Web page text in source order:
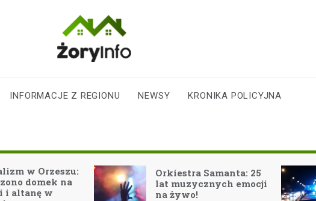
mieszkańców
Żor
INFORMACJE Z REGIONU NEWSY KRONIKA POLICYJNA
Orkiestra Samanta: 25
lat muzycznych emocji
na żywo!
Żory w
Pierwszy
mandatem